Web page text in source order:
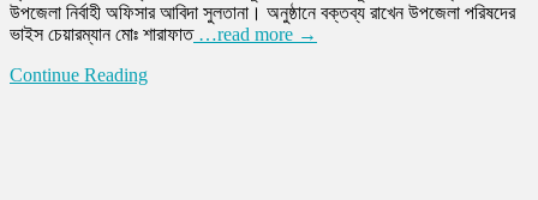
উপজেলা নির্বাহী অফিসার আবিদা সুলতানা। অনুষ্ঠানে বক্তব্য রাখেন উপজেলা পরিষদের
ভাইস চেয়ারম্যান মোঃ শারাফাত…read more →
Continue Reading